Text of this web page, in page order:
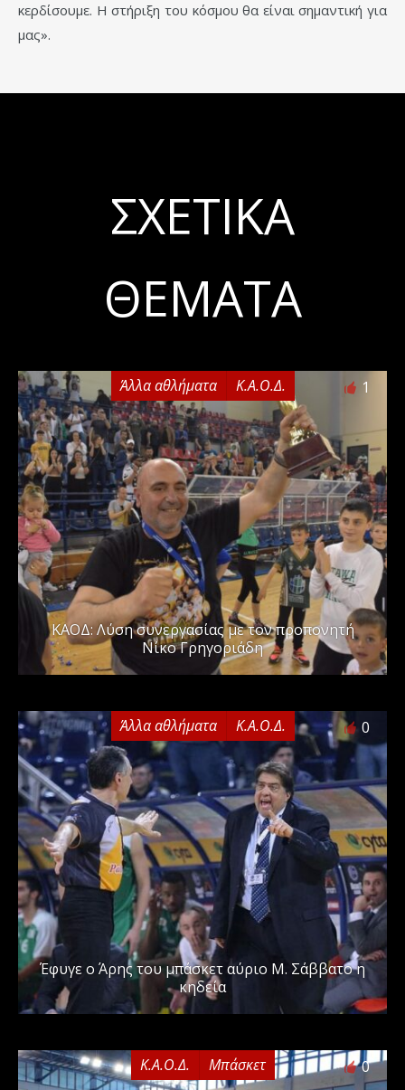
κερδίσουμε. Η στήριξη του κόσμου θα είναι σημαντική για
μας».
ΣΧΕΤΙΚΆ
ΘΈΜΑΤΑ
Άλλα αθλήματα Κ.Α.Ο.Δ. 1
ΚΑΟΔ: Λύση συνεργασίας με τον προπονητή
Νίκο Γρηγοριάδη
Άλλα αθλήματα Κ.Α.Ο.Δ. 0
Έφυγε ο Άρης του μπάσκετ αύριο Μ. Σάββατο η
κηδεία
Κ.Α.Ο.Δ. Μπάσκετ 0